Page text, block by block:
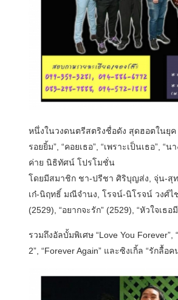
หนึ่งในวงดนตรีสตริงชื่อดัง สุดฮอตในยุค
รอยยิ้ม”, “คอยเธอ”, “เพราะเป็นเธอ”,
ค่าย นิธิทัศน์ โปรโมชั่น
โดยมีสมาชิก ชา-ปรีชา ศิริบุญส่ง, จุ่น-สุ
เก๋-นิฤทธิ์ มณีจำนง, โรจน์-นิโรจน์ วงศ์ไ
(2529), “อยากจะรัก” (2529), “หัวใจเธ
รวมถึงอัลบั้มพิเศษ “Love You Forever”,
2”, “Forever Again” และซิงเกิ้ล “รักลื้